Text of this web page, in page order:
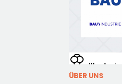
ÜBER UNS